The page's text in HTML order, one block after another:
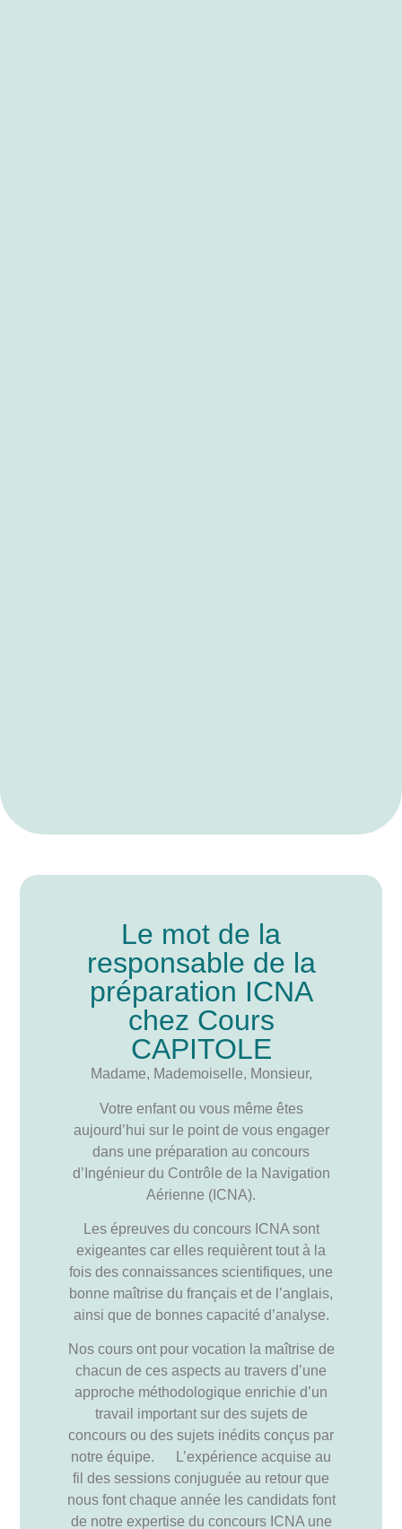
Le mot de la
responsable de la
préparation ICNA
chez Cours
CAPITOLE
Madame, Mademoiselle, Monsieur,
Votre enfant ou vous même êtes
aujourd’hui sur le point de vous engager
dans une préparation au concours
d’Ingénieur du Contrôle de la Navigation
Aérienne (ICNA).
Les épreuves du concours ICNA sont
exigeantes car elles requièrent tout à la
fois des connaissances scientifiques, une
bonne maîtrise du français et de l’anglais,
ainsi que de bonnes capacité d’analyse.
Nos cours ont pour vocation la maîtrise de
chacun de ces aspects au travers d’une
approche méthodologique enrichie d’un
travail important sur des sujets de
concours ou des sujets inédits conçus par
notre équipe. L’expérience acquise au
fil des sessions conjuguée au retour que
nous font chaque année les candidats font
de notre expertise du concours ICNA une